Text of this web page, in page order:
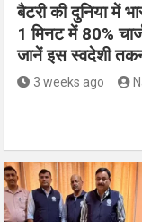
बैटरी की दुनिया में
1 मिनट में 80%
जानें इस स्वदेशी
3 weeks ago